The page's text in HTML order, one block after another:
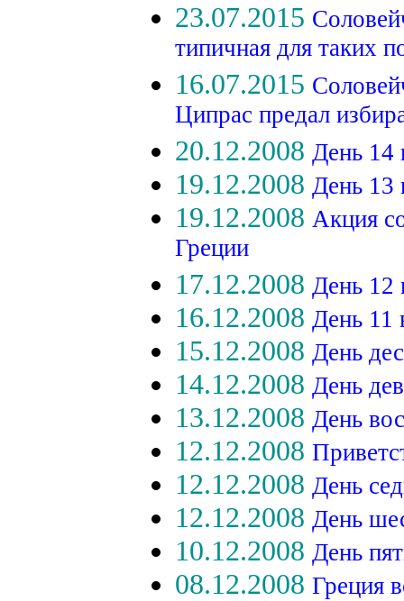
23.07.2015
типичная для таких
16.07.2015
Ципрас предал
20.12.2008 День 14
19.12.2008 День 13
19.12.2008 Акция
Греции
17.12.2008 День 12
16.12.2008 День 11
15.12.2008 День
14.12.2008 День
13.12.2008 День
12.12.2008
12.12.2008 День
12.12.2008 День
10.12.2008 День
08.12.2008 Греция